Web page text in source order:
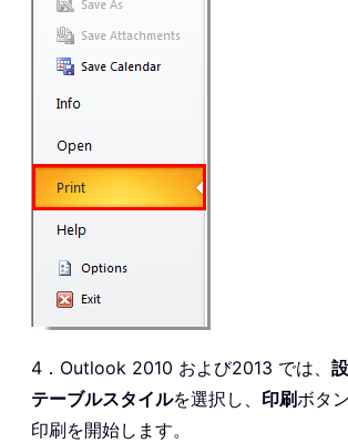
4．Outlook 2010 および2013 では、
テーブルスタイルを選択し、 印刷ボタ
印刷を開始します。